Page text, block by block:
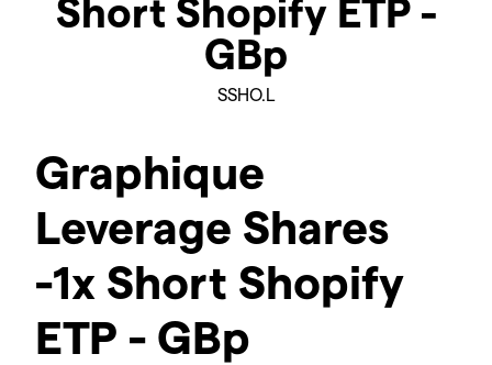
Short Shopify ETP -
GBp
SSHO.L
Graphique
Leverage Shares
-1x Short Shopify
ETP - GBp